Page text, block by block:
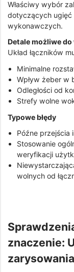
Właściwy wybór
dotyczących ugięć
wykonawczych.
Detale możliwe
Układ łączników
Minimalne
Wpływ żeber w
Odległości od
Strefy wolne
Typowe błędy
Późne przejścia
Stosowanie
weryfikacji
wolnych od
znaczenie:
zarysowania